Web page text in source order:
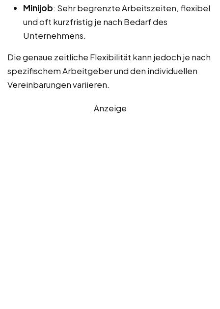
Minijob: Sehr begrenzte Arbeitszeiten, flexibel
und oft kurzfristig je nach Bedarf des
Unternehmens.
Die genaue zeitliche Flexibilität kann jedoch je nach
spezifischem Arbeitgeber und den individuellen
Vereinbarungen variieren.
Anzeige